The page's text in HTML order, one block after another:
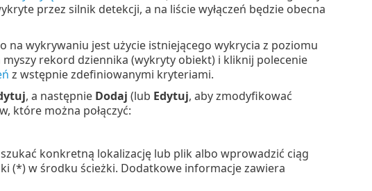
przez silnik detekcji, a na liście wyłączeń będzie obecna
wykrywaniu jest użycie istniejącego wykrycia z poziomu
rekord dziennika (wykryty obiekt) i kliknij polecenie
z wstępnie zdefiniowanymi kryteriami.
, a następnie Dodaj (lub Edytuj, aby zmodyfikować
które można połączyć:
konkretną lokalizację lub plik albo wprowadzić ciąg
(*) w środku ścieżki. Dodatkowe informacje zawiera